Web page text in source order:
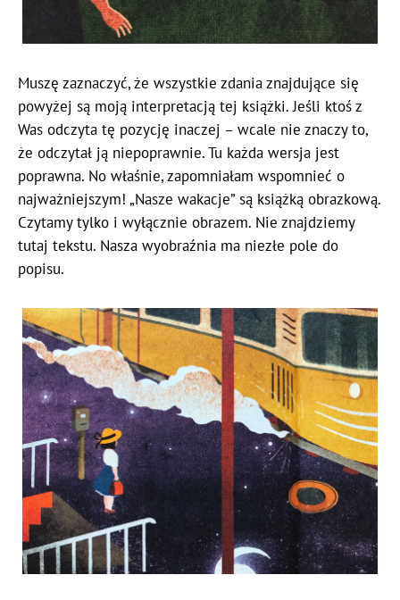
Muszę zaznaczyć, że wszystkie zdania znajdujące się
powyżej są moją interpretacją tej książki. Jeśli ktoś z
Was odczyta tę pozycję inaczej – wcale nie znaczy to,
że odczytał ją niepoprawnie. Tu każda wersja jest
poprawna. No właśnie, zapomniałam wspomnieć o
najważniejszym! „Nasze wakacje” są książką obrazkową.
Czytamy tylko i wyłącznie obrazem. Nie znajdziemy
tutaj tekstu. Nasza wyobraźnia ma niezłe pole do
popisu.